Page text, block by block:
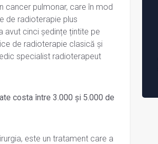
cancer pulmonar, care în mod
de radioterapie plus
avut cinci ședințe țintite pe
de radioterapie clasică și
specialist radioterapeut
costa între 3.000 și 5.000 de
este un tratament care a